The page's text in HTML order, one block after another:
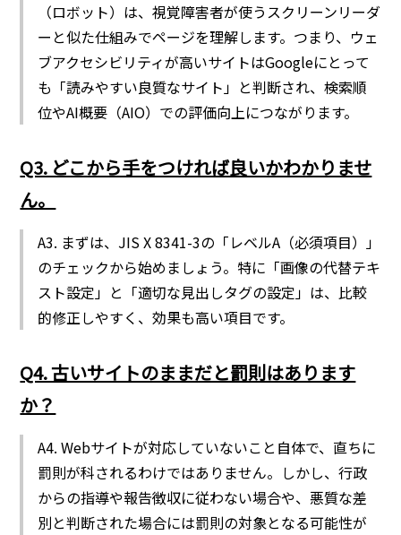
（ロボット）は、視覚障害者が使うスクリーンリーダ
ーと似た仕組みでページを理解します。つまり、ウェ
ブアクセシビリティが高いサイトはGoogleにとって
も「読みやすい良質なサイト」と判断され、検索順
位やAI概要（AIO）での評価向上につながります。
Q3. どこから手をつければ良いかわかりませ
ん。
A3. まずは、JIS X 8341-3の「レベルA（必須項目）」
のチェックから始めましょう。特に「画像の代替テキ
スト設定」と「適切な見出しタグの設定」は、比較
的修正しやすく、効果も高い項目です。
Q4. 古いサイトのままだと罰則はあります
か？
A4. Webサイトが対応していないこと自体で、直ちに
罰則が科されるわけではありません。しかし、行政
からの指導や報告徴収に従わない場合や、悪質な差
別と判断された場合には罰則の対象となる可能性が